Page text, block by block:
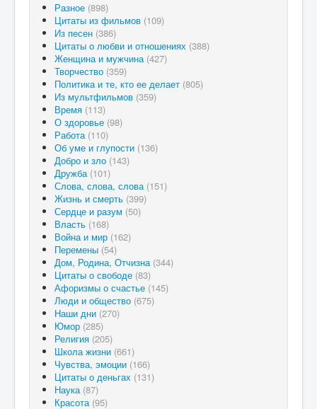
Разное (898)
Цитаты из фильмов (109)
Из песен (386)
Цитаты о любви и отношениях (388)
Женщина и мужчина (427)
Творчество (359)
Политика и те, кто ее делает (805)
Из мультфильмов (359)
Время (113)
О здоровье (98)
Работа (110)
Об уме и глупости (136)
Добро и зло (143)
Дружба (101)
Слова, слова, слова (151)
Жизнь и смерть (399)
Сердце и разум (50)
Власть (168)
Война и мир (162)
Перемены (54)
Дом, Родина, Отчизна (344)
Цитаты о свободе (83)
Афоризмы о счастье (145)
Люди и общество (675)
Наши дни (270)
Юмор (285)
Религия (205)
Школа жизни (661)
Чувства, эмоции (166)
Цитаты о деньгах (131)
Наука (87)
Красота (95)